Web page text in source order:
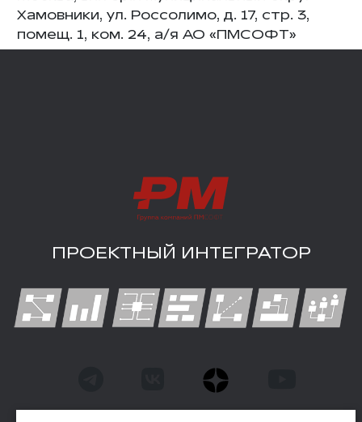
Хамовники, ул. Россолимо, д. 17, стр. 3,
помещ. 1, ком. 24, а/я АО «ПМСОФТ»
ПРОЕКТНЫЙ ИНТЕГРАТОР